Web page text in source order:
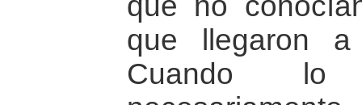
que llegaron
Cuando lo